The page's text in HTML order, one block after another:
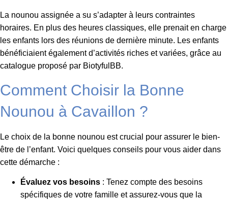
La nounou assignée a su s’adapter à leurs contraintes
horaires. En plus des heures classiques, elle prenait en charge
les enfants lors des réunions de dernière minute. Les enfants
bénéficiaient également d’activités riches et variées, grâce au
catalogue proposé par BiotyfulBB.
Comment Choisir la Bonne
Nounou à Cavaillon ?
Le choix de la bonne nounou est crucial pour assurer le bien-
être de l’enfant. Voici quelques conseils pour vous aider dans
cette démarche :
Évaluez vos besoins : Tenez compte des besoins
spécifiques de votre famille et assurez-vous que la